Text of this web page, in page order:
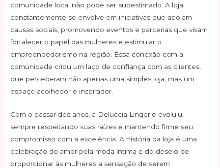
comunidade local não pode ser subestimado. A loja
constantemente se envolve em iniciativas que apoiam
causas sociais, promovendo eventos e parcerias que visam
fortalecer o papel das mulheres e estimular o
empreendedorismo na região. Essa conexão com a
comunidade criou um laço de confiança com as clientes,
que perceberam não apenas uma simples loja, mas um
espaço acolhedor e inspirador.
Com o passar dos anos, a Deluccia Lingerie evoluiu,
sempre respeitando suas raízes e mantendo firme seu
compromisso com a excelência. A história da loja é uma
celebração do amor pela moda íntima e do desejo de
proporcionar às mulheres a sensação de serem